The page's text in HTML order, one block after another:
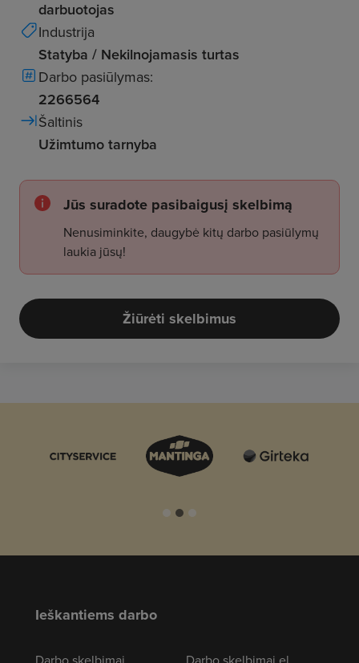
darbuotojas
Industrija
Statyba / Nekilnojamasis turtas
Darbo pasiūlymas:
2266564
Šaltinis
Užimtumo tarnyba
Jūs suradote pasibaigusį skelbimą
Nenusiminkite, daugybė kitų darbo pasiūlymų
laukia jūsų!
Žiūrėti skelbimus
Ieškantiems darbo